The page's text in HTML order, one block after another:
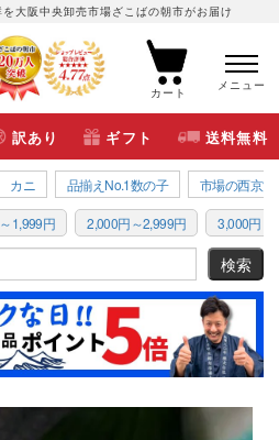
大阪中央卸売市場ざこばの朝市がお届け
カート
メニュー
訳あり ギフト 送料無料
カニ 品揃えNo.1数の子 市場の西京漬
1,999円 2,000円～2,999円 3,000円～